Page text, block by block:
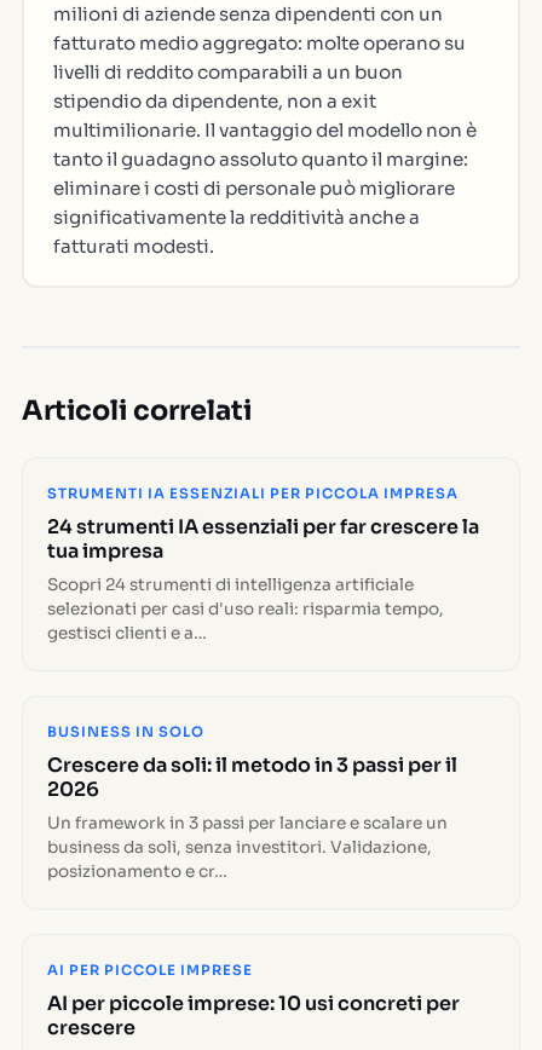
milioni di aziende senza dipendenti con un
fatturato medio aggregato: molte operano su
livelli di reddito comparabili a un buon
stipendio da dipendente, non a exit
multimilionarie. Il vantaggio del modello non è
tanto il guadagno assoluto quanto il margine:
eliminare i costi di personale può migliorare
significativamente la redditività anche a
fatturati modesti.
Articoli correlati
STRUMENTI IA ESSENZIALI PER PICCOLA IMPRESA
24 strumenti IA essenziali per far crescere la
tua impresa
Scopri 24 strumenti di intelligenza artificiale
selezionati per casi d'uso reali: risparmia tempo,
gestisci clienti e a…
BUSINESS IN SOLO
Crescere da soli: il metodo in 3 passi per il
2026
Un framework in 3 passi per lanciare e scalare un
business da soli, senza investitori. Validazione,
posizionamento e cr…
AI PER PICCOLE IMPRESE
AI per piccole imprese: 10 usi concreti per
crescere